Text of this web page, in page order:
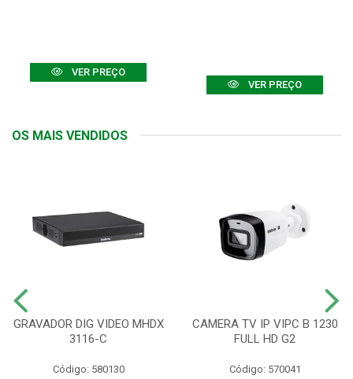
VER PREÇO
VER PREÇO
OS MAIS VENDIDOS
GRAVADOR DIG VIDEO MHDX
3116-C
Código: 580130
CAMERA TV IP VIPC B 1230
FULL HD G2
Código: 570041